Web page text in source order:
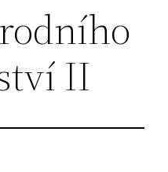
II